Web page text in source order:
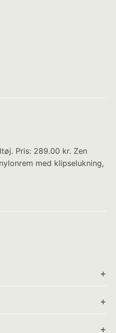
Pris: 289.00 kr. Zen
med klipselukning,